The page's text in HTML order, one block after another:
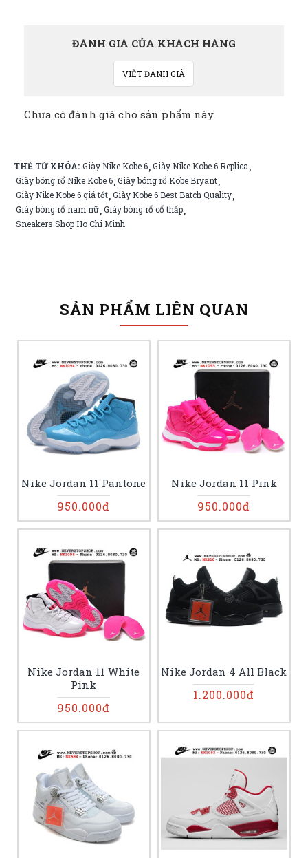
ĐÁNH GIÁ CỦA KHÁCH HÀNG
VIẾT ĐÁNH GIÁ
Chưa có đánh giá cho sản phẩm này.
THẺ TỪ KHÓA: Giày Nike Kobe 6,Giày Nike Kobe 6 Replica,
Giày bóng rổ Nike Kobe 6,Giày bóng rổ Kobe Bryant,
Giày Nike Kobe 6 giá tốt,Giày Kobe 6 Best Batch Quality,
Giày bóng rổ nam nữ,Giày bóng rổ cổ thấp,
Sneakers Shop Ho Chi Minh
SẢN PHẨM LIÊN QUAN
Nike Jordan 11 Pantone
950.000đ
Nike Jordan 11 Pink
950.000đ
Nike Jordan 11 White
Pink
950.000đ
Nike Jordan 4 All Black
1.200.000đ